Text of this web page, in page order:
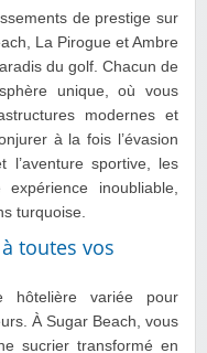
de prestige sur
La Pirogue et Ambre
du golf. Chacun de
unique, où vous
modernes et
à la fois l’évasion
l’aventure sportive, les
inoubliable,
turquoise.
toutes vos
hôtelière variée pour
À Sugar Beach, vous
sucrier transformé en